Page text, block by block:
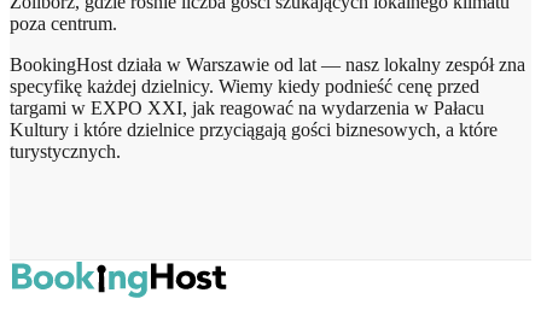
poza centrum.
BookingHost działa w Warszawie od lat — nasz lokalny zespół zna
specyfikę każdej dzielnicy. Wiemy kiedy podnieść cenę przed
targami w EXPO XXI, jak reagować na wydarzenia w Pałacu
Kultury i które dzielnice przyciągają gości biznesowych, a które
turystycznych.